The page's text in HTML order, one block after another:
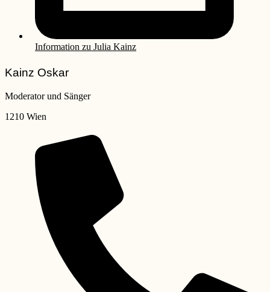
Information zu Julia Kainz
Kainz Oskar
Moderator und Sänger
1210 Wien